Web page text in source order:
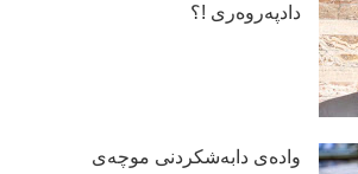
دادپەروەری !؟
وادەی دابەشكردنی موچەی